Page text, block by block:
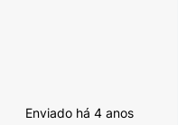
Enviado há 4 anos